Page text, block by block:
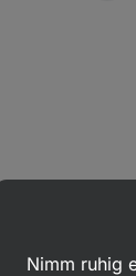
Nimm ruhig